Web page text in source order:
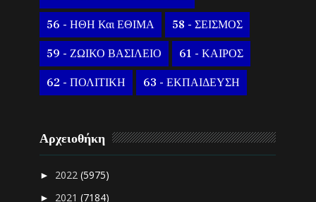
56 - ΗΘΗ Και ΕΘΙΜΑ 58 - ΣΕΙΣΜΟΣ
59 - ΖΩΙΚΟ ΒΑΣΙΛΕΙΟ 61 - ΚΑΙΡΟΣ
62 - ΠΟΛΙΤΙΚΗ 63 - ΕΚΠΑΙΔΕΥΣΗ
Αρχειοθήκη
► 2022(5975)
► 2021(7184)